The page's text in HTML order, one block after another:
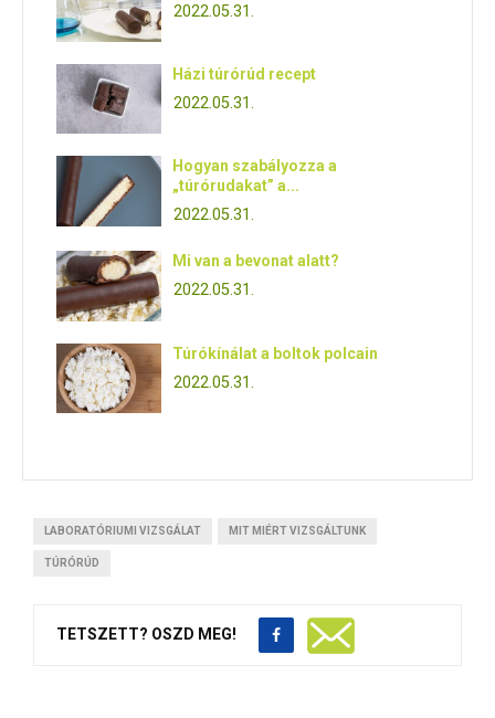
2022.05.31.
Házi túrórúd recept
2022.05.31.
Hogyan szabályozza a
„túrórudakat” a...
2022.05.31.
Mi van a bevonat alatt?
2022.05.31.
Túrókínálat a boltok polcain
2022.05.31.
LABORATÓRIUMI VIZSGÁLAT MIT MIÉRT VIZSGÁLTUNK
TÚRÓRÚD
TETSZETT? OSZD MEG!